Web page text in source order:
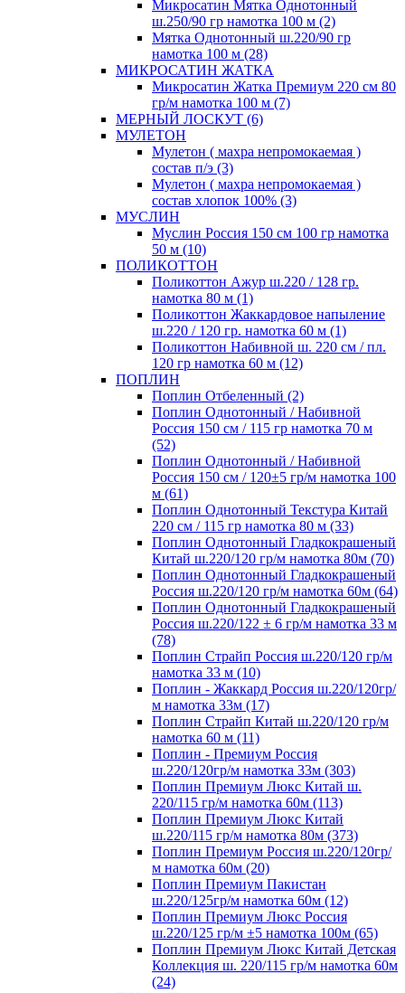
Микросатин Мятка Однотонный
ш.250/90 гр намотка 100 м (2)
Мятка Однотонный ш.220/90 гр
намотка 100 м (28)
МИКРОСАТИН ЖАТКА
Микросатин Жатка Премиум 220 см 80
гр/м намотка 100 м (7)
МЕРНЫЙ ЛОСКУТ (6)
МУЛЕТОН
Мулетон ( махра непромокаемая )
состав п/э (3)
Мулетон ( махра непромокаемая )
состав хлопок 100% (3)
МУСЛИН
Муслин Россия 150 см 100 гр намотка
50 м (10)
ПОЛИКОТТОН
Поликоттон Ажур ш.220 / 128 гр.
намотка 80 м (1)
Поликоттон Жаккардовое напыление
ш.220 / 120 гр. намотка 60 м (1)
Поликоттон Набивной ш. 220 см / пл.
120 гр намотка 60 м (12)
ПОПЛИН
Поплин Отбеленный (2)
Поплин Однотонный / Набивной
Россия 150 см / 115 гр намотка 70 м
(52)
Поплин Однотонный / Набивной
Россия 150 см / 120±5 гр/м намотка 100
м (61)
Поплин Однотонный Текстура Китай
220 см / 115 гр намотка 80 м (33)
Поплин Однотонный Гладкокрашеный
Китай ш.220/120 гр/м намотка 80м (70)
Поплин Однотонный Гладкокрашеный
Россия ш.220/120 гр/м намотка 60м (64)
Поплин Однотонный Гладкокрашеный
Россия ш.220/122 ± 6 гр/м намотка 33 м
(78)
Поплин Страйп Россия ш.220/120 гр/м
намотка 33 м (10)
Поплин - Жаккард Россия ш.220/120гр/
м намотка 33м (17)
Поплин Страйп Китай ш.220/120 гр/м
намотка 60 м (11)
Поплин - Премиум Россия
ш.220/120гр/м намотка 33м (303)
Поплин Премиум Люкс Китай ш.
220/115 гр/м намотка 60м (113)
Поплин Премиум Люкс Китай
ш.220/115 гр/м намотка 80м (373)
Поплин Премиум Россия ш.220/120гр/
м намотка 60м (20)
Поплин Премиум Пакистан
ш.220/125гр/м намотка 60м (12)
Поплин Премиум Люкс Россия
ш.220/125 гр/м ±5 намотка 100м (65)
Поплин Премиум Люкс Китай Детская
Коллекция ш. 220/115 гр/м намотка 60м
(24)